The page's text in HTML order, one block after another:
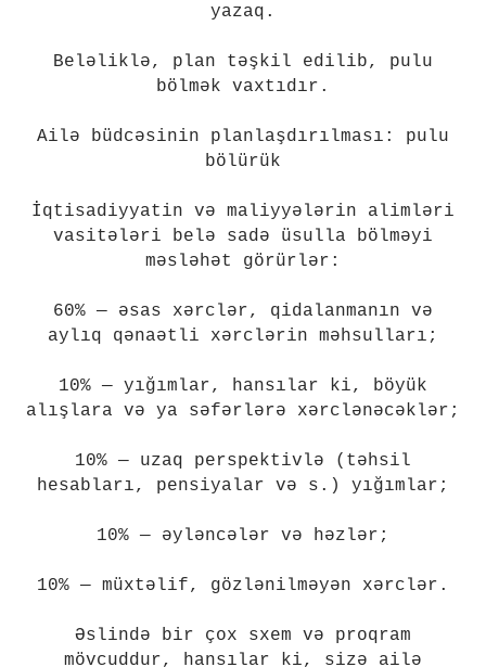
yazaq.
Beləliklə, plan təşkil edilib, pulu
bölmək vaxtıdır.
Ailə büdcəsinin planlaşdırılması: pulu
bölürük
İqtisadiyyatin və maliyyələrin alimləri
vasitələri belə sadə üsulla bölməyi
məsləhət görürlər:
60% — əsas xərclər, qidalanmanın və
aylıq qənaətli xərclərin məhsulları;
10% — yığımlar, hansılar ki, böyük
alışlara və ya səfərlərə xərclənəcəklər;
10% — uzaq perspektivlə (təhsil
hesabları, pensiyalar və s.) yığımlar;
10% — əyləncələr və həzlər;
10% — müxtəlif, gözlənilməyən xərclər.
Əslində bir çox sxem və proqram
mövcuddur, hansılar ki, sizə ailə